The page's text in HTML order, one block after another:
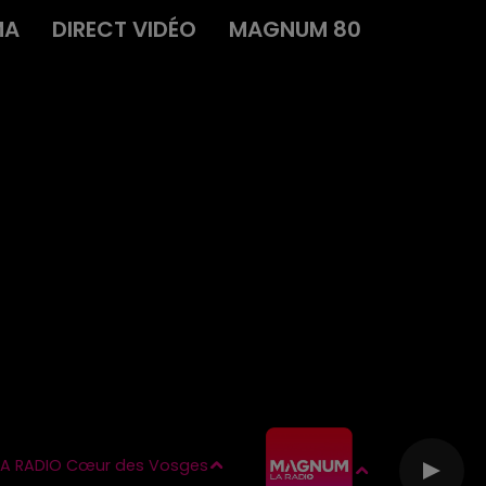
DIRECT VIDÉO MAGNUM 80
RADIO Cœur des Vosges